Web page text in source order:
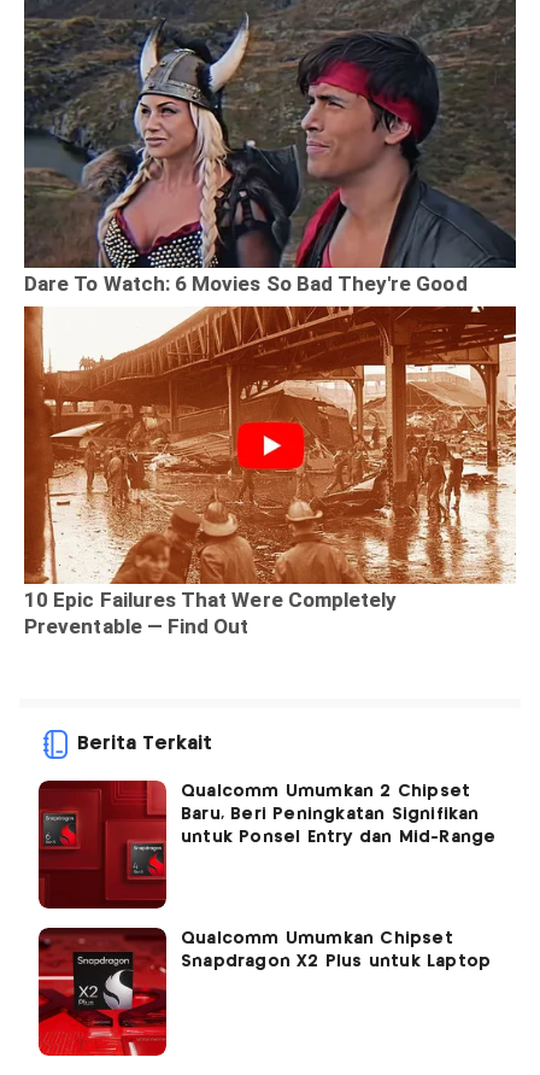
Berita Terkait
Qualcomm Umumkan 2 Chipset
Baru, Beri Peningkatan Signifikan
untuk Ponsel Entry dan Mid-Range
Qualcomm Umumkan Chipset
Snapdragon X2 Plus untuk Laptop